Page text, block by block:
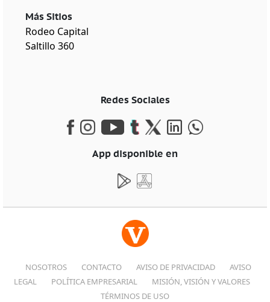
Más Sitios
Rodeo Capital
Saltillo 360
Redes Sociales
App disponible en
NOSOTROS CONTACTO AVISO DE PRIVACIDAD
AVISO
LEGAL
POLÍTICA EMPRESARIAL
MISIÓN, VISIÓN Y VALORES
TÉRMINOS DE USO